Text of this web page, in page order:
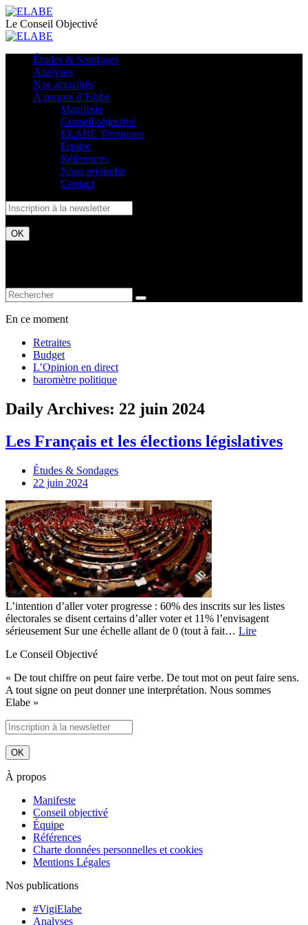
Le Conseil Objectivé
Études & Sondages
Analyses
Nos actualités
À propos d’Elabe
Manifeste
Conseil objectivé
ELABE Territoires
Équipe
Références
Nous rejoindre
Contact
En ce moment
Retraites
Budget
L’Opinion en direct
baromètre politique
Daily Archives: 22 juin 2024
Les Français et les élections législatives
Études & Sondages
22 juin 2024
L’intention d’aller voter progresse : 60% des inscrits sur les listes
électorales se disent certains d’aller voter et 11% l’envisagent
sérieusement Sur une échelle allant de 0 (tout à fait… Lire
Le Conseil Objectivé
« De tout chiffre on peut faire verbe. De tout mot on peut faire sens.
A tout signe on peut donner une interprétation. Nous sommes
Elabe »
À propos
Manifeste
Conseil objectivé
Équipe
Références
Charte données personnelles et cookies
Mentions Légales
Nos publications
#VigiElabe
Analyses